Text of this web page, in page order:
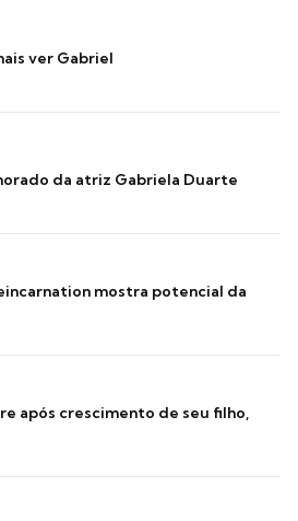
ver Gabriel
da atriz Gabriela Duarte
mostra potencial da
após crescimento de seu filho,